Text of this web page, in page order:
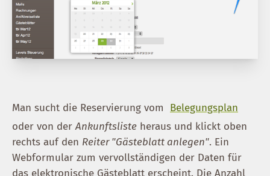
Man sucht die Reservierung vom
Belegungsplan
oder von derAnkunftsliste heraus und klickt oben
rechts auf den Reiter "Gästeblatt anlegen". Ein
Webformular zum vervollständigen der Daten für
das elektronische Gästeblatt erscheint. Die Anzahl